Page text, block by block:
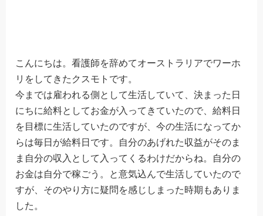
こんにちは。看護師を辞めてオーストラリアでワーホ
リをしてきたクスモトです。
今までは雇われる側として生活していて、決まった日
にちに給料としてお金が入ってきていたので、給料日
を目標に生活していたのですが、今の生活になってか
らは毎日が給料日です。自分のあげれた収益がそのま
ま自分の収入として入ってくるわけだからね。自分の
お金は自分で稼ごう。と意気込んで生活していたので
すが、そのやり方に疑問を感じしまった時期もありま
した。